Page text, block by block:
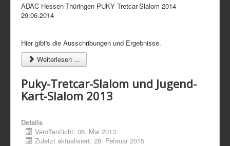
ADAC Hessen-Thüringen PUKY Tretcar-Slalom 2014
29.06.2014
Hier gibt's die Ausschribungen und Ergebnisse.
Weiterlesen ...
Puky-Tretcar-Slalom und Jugend-
Kart-Slalom 2013
Details
Veröffentlicht: 06. Mai 2013
Zuletzt aktualisiert: 28. Februar 2015